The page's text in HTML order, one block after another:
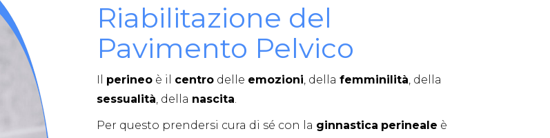
Riabilitazione del
Pavimento Pelvico
perineo è il centro delle emozioni, della femminilità, della
sessualità, della nascita.
Per questo prendersi cura di sé con la ginnastica perineale è